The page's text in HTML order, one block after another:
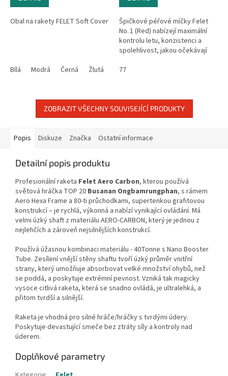
Obal na rakety FELET Soft Cover
Bílá Modrá Černá Žlutá Tyrkysová
Špičkové péřové míčky Felet
No. 1 (Red) nabízejí maximální
kontrolu letu, konzistenci a
spolehlivost, jakou očekávají
úrovni. Jsou oficiálně...
77
ZOBRAZIT VŠECHNY SOUVISEJÍCÍ PRODUKTY
Popis Diskuze Značka Ostatní informace
Detailní popis produktu
Profesionální raketa Felet Aero Carbon, kterou používá
světová hráčka TOP 20 Busanan Ongbamrungphan, s rámem
Aero Hexa Frame a 80-ti průchodkami, supertenkou grafitovou
konstrukcí – je rychlá, výkonná a nabízí vynikající ovládání. Má
velmi úzký shaft z materiálu AERO-CARBON, který je jednou z
nejlehčích a zároveň nejsilnějších konstrukcí.
Používá úžasnou kombinaci materiálu - 40Tonne s Nano Booster
Tube. Zesílení vnější stěny shaftu tvoří úzký průměr vnitřní
strany, který umožňuje absorbovat velké množství ohybů, než
se poddá, a poskytuje extrémní pevnost. Vzniká tak magicky
vysoce citlivá raketa, která se snadno ovládá, je ultralehká, a
přitom tvrdší a silnější.
Raketa je vhodná pro silné hráče/hráčky s tvrdými údery.
Poskytuje devastující smeče bez ztráty síly a kontroly nad
úderem.
Doplňkové parametry